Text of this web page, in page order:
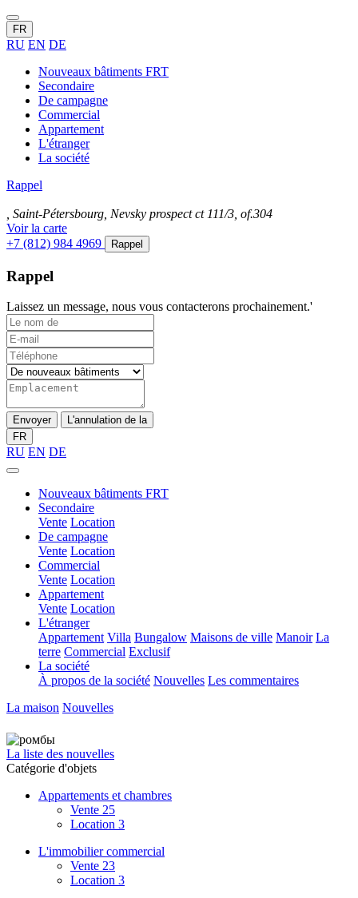
FR
RU EN DE
Nouveaux bâtiments FRT
Secondaire
De campagne
Commercial
Appartement
L'étranger
La société
Rappel
, Saint-Pétersbourg, Nevsky prospect ct 111/3, of.304
Voir la carte
+7 (812) 984 4969
Rappel
Rappel
Laissez un message, nous vous contacterons prochainement.'
Envoyer
L'annulation de la
FR
RU EN DE
Nouveaux bâtiments FRT
Secondaire
Vente Location
De campagne
Vente Location
Commercial
Vente Location
Appartement
Vente Location
L'étranger
Appartement Villa Bungalow Maisons de ville Manoir La
terre Commercial Exclusif
La société
À propos de la société Nouvelles Les commentaires
La maison Nouvelles
La liste des nouvelles
Catégorie d'objets
Appartements et chambres
Vente 25
Location 3
L'immobilier commercial
Vente 23
Location 3